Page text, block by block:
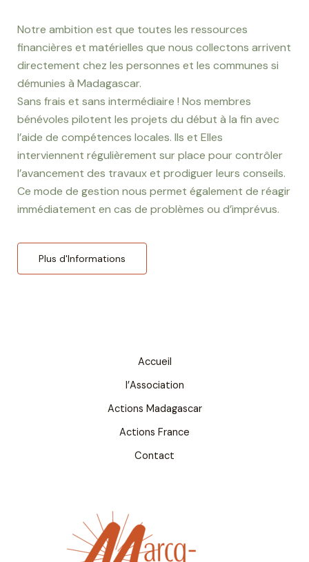
Notre ambition est que toutes les ressources
financières et matérielles que nous collectons arrivent
directement chez les personnes et les communes si
démunies à Madagascar.
Sans frais et sans intermédiaire ! Nos membres
bénévoles pilotent les projets du début à la fin avec
l’aide de compétences locales. Ils et Elles
interviennent régulièrement sur place pour contrôler
l’avancement des travaux et prodiguer leurs conseils.
Ce mode de gestion nous permet également de réagir
immédiatement en cas de problèmes ou d’imprévus.
Plus d'Informations
Accueil
l’Association
Actions Madagascar
Actions France
Contact